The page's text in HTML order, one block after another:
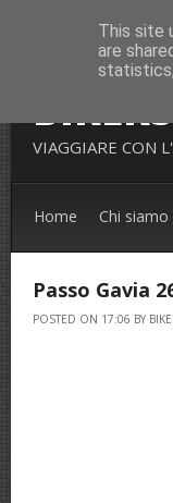
VIAGGIARE CON
Home Chi siamo
Passo Gavia
POSTED ON 17:06 BY
This site
are